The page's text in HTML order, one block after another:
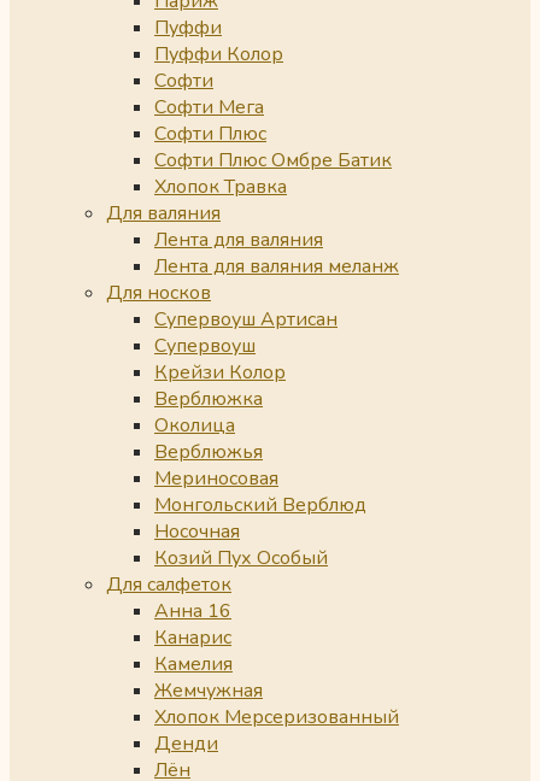
Пуффи
Пуффи Колор
Софти
Софти Мега
Софти Плюс
Софти Плюс Омбре Батик
Хлопок Травка
Для валяния
Лента для валяния
Лента для валяния меланж
Для носков
Супервоуш Артисан
Супервоуш
Крейзи Колор
Верблюжка
Околица
Верблюжья
Мериносовая
Монгольский Верблюд
Носочная
Козий Пух Особый
Для салфеток
Анна 16
Канарис
Камелия
Жемчужная
Хлопок Мерсеризованный
Денди
Лён